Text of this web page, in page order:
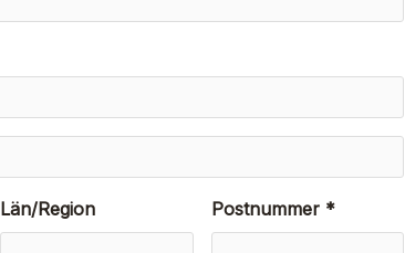
Län/Region Postnummer *